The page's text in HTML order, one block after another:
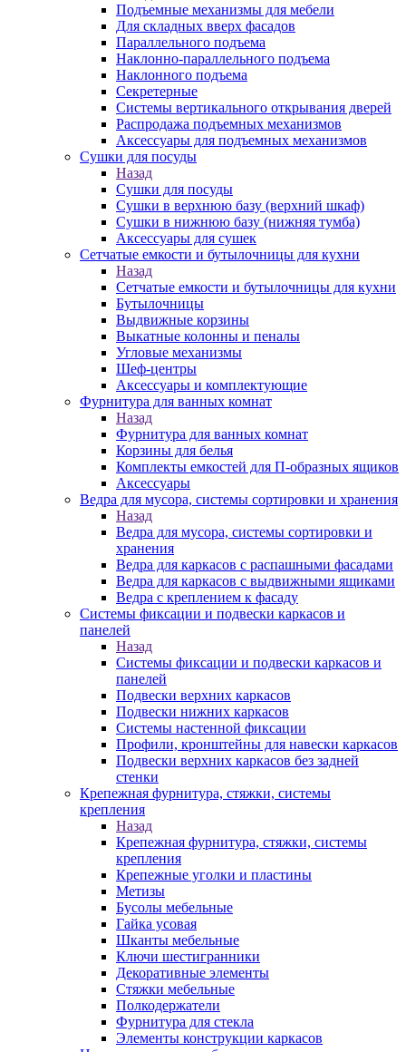
Подъемные механизмы для мебели
Для складных вверх фасадов
Параллельного подъема
Наклонно-параллельного подъема
Наклонного подъема
Секретерные
Системы вертикального открывания дверей
Распродажа подъемных механизмов
Аксессуары для подъемных механизмов
Сушки для посуды
Назад
Сушки для посуды
Сушки в верхнюю базу (верхний шкаф)
Сушки в нижнюю базу (нижняя тумба)
Аксессуары для сушек
Сетчатые емкости и бутылочницы для кухни
Назад
Сетчатые емкости и бутылочницы для кухни
Бутылочницы
Выдвижные корзины
Выкатные колонны и пеналы
Угловые механизмы
Шеф-центры
Аксессуары и комплектующие
Фурнитура для ванных комнат
Назад
Фурнитура для ванных комнат
Корзины для белья
Комплекты емкостей для П-образных ящиков
Аксессуары
Ведра для мусора, системы сортировки и хранения
Назад
Ведра для мусора, системы сортировки и
хранения
Ведра для каркасов с распашными фасадами
Ведра для каркасов с выдвижными ящиками
Ведра с креплением к фасаду
Системы фиксации и подвески каркасов и
панелей
Назад
Системы фиксации и подвески каркасов и
панелей
Подвески верхних каркасов
Подвески нижних каркасов
Системы настенной фиксации
Профили, кронштейны для навески каркасов
Подвески верхних каркасов без задней
стенки
Крепежная фурнитура, стяжки, системы
крепления
Назад
Крепежная фурнитура, стяжки, системы
крепления
Крепежные уголки и пластины
Метизы
Бусолы мебельные
Гайка усовая
Шканты мебельные
Ключи шестигранники
Декоративные элементы
Стяжки мебельные
Полкодержатели
Фурнитура для стекла
Элементы конструкции каркасов